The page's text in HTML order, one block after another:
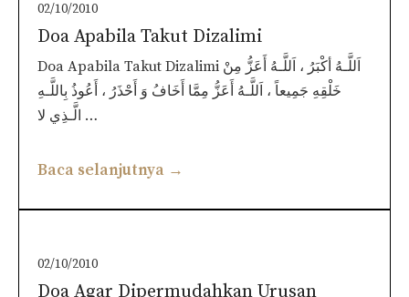
02/10/2010
Doa Apabila Takut Dizalimi
Doa Apabila Takut Dizalimi اَللَّـهُ أكْبَرُ ، اَللَّـهُ أَعَزُّ مِنْ
خَلْقِهِ جَمِيعاً ، اَللَّـهُ أَعَزُّ مِمَّا أَخَافُ وَ أَحْذَرُ ، أَعُوذُ بِاللَّـهِ
الَّـذِي لا …
Baca selanjutnya →
02/10/2010
Doa Agar Dipermudahkan Urusan